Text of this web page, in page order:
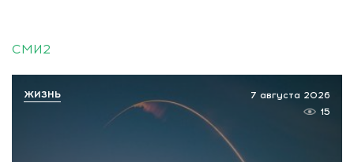
СМИ2
7 августа 2026
15
ЖИЗНЬ